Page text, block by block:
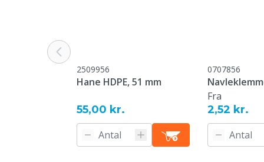
2509956
Hane HDPE, 51 mm
55,00 kr.
0707856
Fra
2,52 kr.